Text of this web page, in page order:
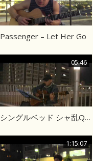
Passenger – Let Her Go
05:46
シングルベッド シャ乱Q カバー
1:15:07